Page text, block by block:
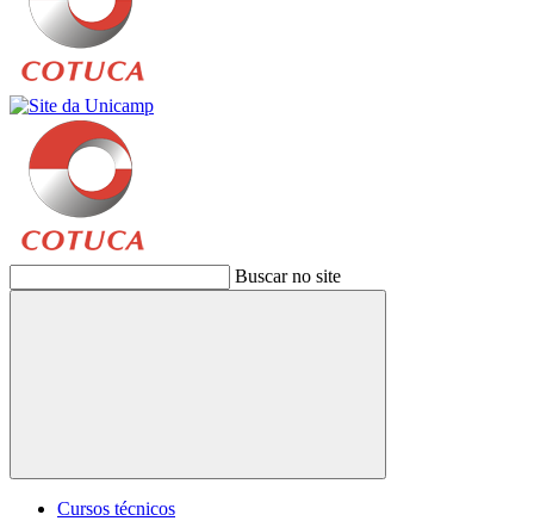
Buscar no site
Buscar
Cursos técnicos